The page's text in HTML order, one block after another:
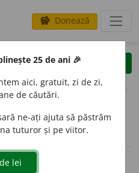
savings Donează
clear
opțiuni
25 de ani 🎉
aici, gratuit, zi de zi,
de căutări.
ne-ați ajuta să păstrăm
tuturor și pe viitor.